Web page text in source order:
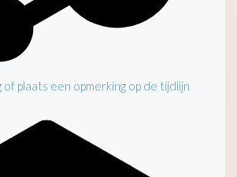
of plaats een opmerking op de tijdlijn